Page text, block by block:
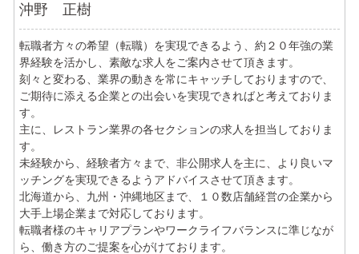
沖野 正樹
転職者方々の希望（転職）を実現できるよう、約２０年強の業
界経験を活かし、素敵な求人をご案内させて頂きます。
刻々と変わる、業界の動きを常にキャッチしておりますので、
ご期待に添える企業との出会いを実現できればと考えておりま
す。
主に、レストラン業界の各セクションの求人を担当しておりま
す。
未経験から、経験者方々まで、非公開求人を主に、より良いマ
ッチングを実現できるようアドバイスさせて頂きます。
北海道から、九州・沖縄地区まで、１０数店舗経営の企業から
大手上場企業まで対応しております。
転職者様のキャリアプランやワークライフバランスに準じなが
ら、働き方のご提案を心がけております。